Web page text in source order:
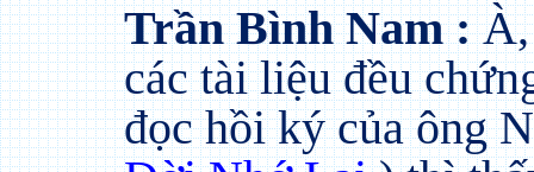
Trần Bình Nam :À,
các tài liệu đều
đọc hồi ký của ông